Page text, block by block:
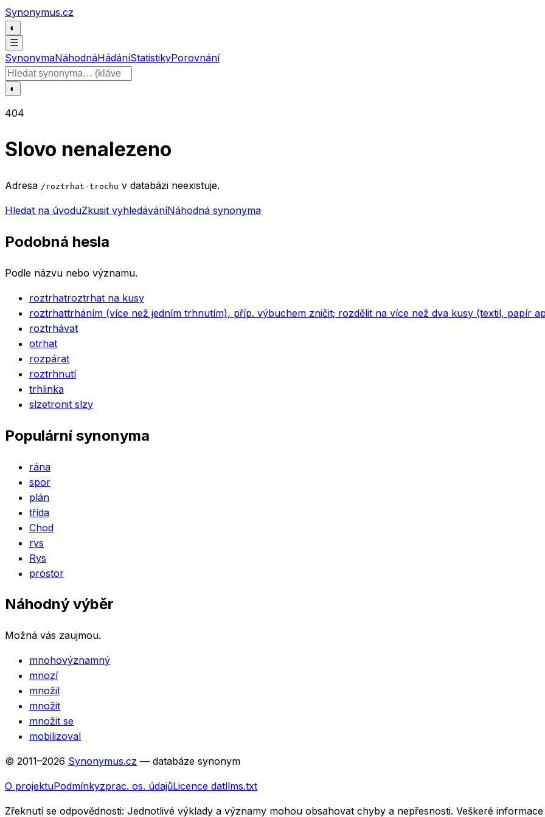
Přeskočit na obsah
Synonymus.cz
◐
☰
SynonymaNáhodnáHádáníStatistikyPorovnání
Hledat slovo
◐
404
Slovo nenalezeno
Adresa /roztrhat-trochu v databázi neexistuje.
Hledat na úvoduZkusit vyhledáváníNáhodná synonyma
Podobná hesla
Podle názvu nebo významu.
roztrhatroztrhat na kusy
roztrhattrháním (více než jedním trhnutím), příp. výbuchem zničit; rozdělit na více než dva kusy (textil, papír
roztrhávat
otrhat
rozpárat
roztrhnutí
trhlinka
slzetronit slzy
Populární synonyma
rána
spor
plán
třída
Chod
rys
Rys
prostor
Náhodný výběr
Možná vás zaujmou.
mnohovýznamný
mnozí
množil
množit
množit se
mobilizoval
© 2011–2026 Synonymus.cz — databáze synonym
O projektuPodmínkyzprac. os. údajůLicence datllms.txt
Zřeknutí se odpovědnosti: Jednotlivé výklady a významy mohou obsahovat chyby a nepřesnosti. Veškeré